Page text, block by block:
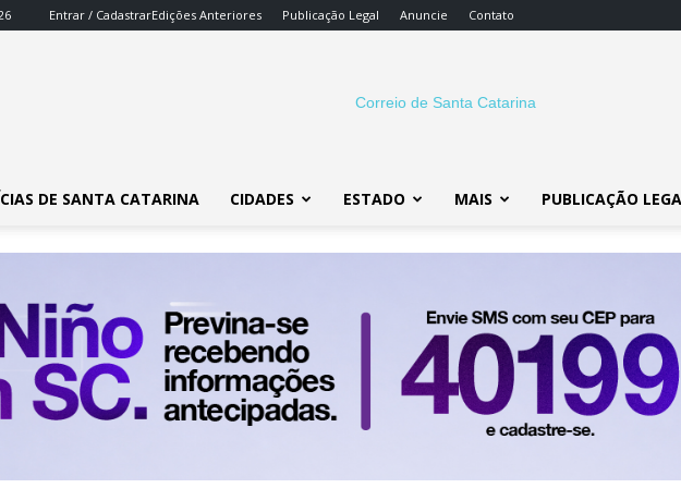
Entrar / CadastrarEdições Anteriores Publicação Legal Anuncie Contato
SC
DE SANTA CATARINA CIDADES ESTADO MAIS PUBLICAÇÃO